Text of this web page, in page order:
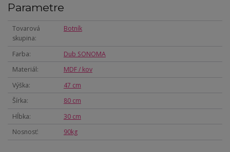
Parametre
Tovarová
skupina
Botník
Farba
Dub SONOMA
Materiál
MDF / kov
Výška
47 cm
Šírka
80 cm
Hĺbka
30 cm
Nosnosť
90kg